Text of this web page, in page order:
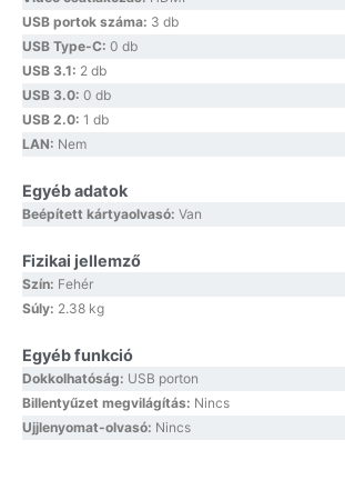
USB portok száma: 3 db
USB Type-C: 0 db
USB 3.1: 2 db
USB 3.0: 0 db
USB 2.0: 1 db
LAN: Nem
Egyéb adatok
Beépített kártyaolvasó: Van
Fizikai jellemző
Szín: Fehér
Súly: 2.38 kg
Egyéb funkció
Dokkolhatóság: USB porton
Billentyűzet megvilágítás: Nincs
Ujjlenyomat-olvasó: Nincs